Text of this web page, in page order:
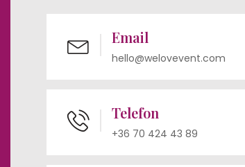
Email
hello@welovevent.com
Telefon
+36 70 424 43 89